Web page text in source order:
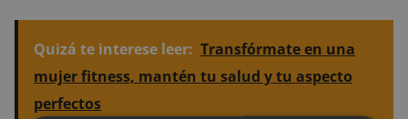
Quizá te interese leer: Transfórmate en una
mujer fitness, mantén tu salud y tu aspecto
perfectos